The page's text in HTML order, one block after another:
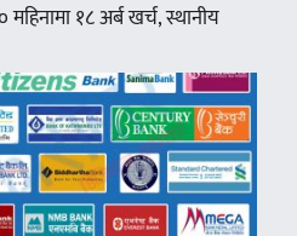
महिनामा १८ अर्ब खर्च, स्थानीय